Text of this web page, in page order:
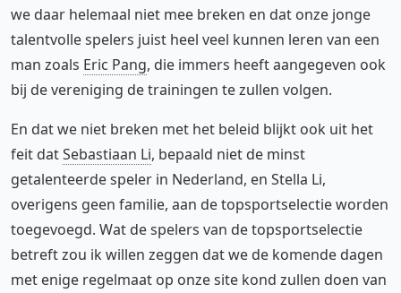
we daar helemaal niet mee breken en dat onze jonge
talentvolle spelers juist heel veel kunnen leren van een
man zoals Eric Pang, die immers heeft aangegeven ook
bij de vereniging de trainingen te zullen volgen.
En dat we niet breken met het beleid blijkt ook uit het
feit datSebastiaan Li, bepaald niet de minst
getalenteerde speler in Nederland, en Stella Li,
overigens geen familie, aan de topsportselectie worden
toegevoegd. Wat de spelers van de topsportselectie
betreft zou ik willen zeggen dat we de komende dagen
met enige regelmaat op onze site kond zullen doen van